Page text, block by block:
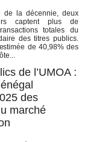
de la décennie, deux
captent plus de
totales du
des titres publics.
de 40,98% des
de l’UMOA :
des
marché